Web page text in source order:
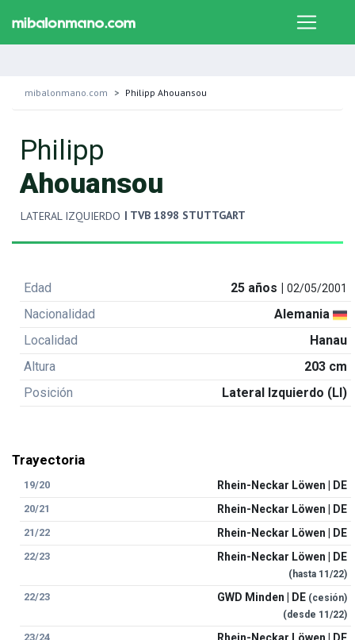
mibalonmano.com Philipp Ahouansou
Philipp
Ahouansou
LATERAL IZQUIERDO | TVB 1898 STUTTGART
Edad 25 años |02/05/2001
Nacionalidad
Alemania
Localidad
Hanau
Altura
203 cm
Posición
Lateral Izquierdo (LI)
Trayectoria
19/20 Rhein-Neckar Löwen | DE
20/21 Rhein-Neckar Löwen | DE
21/22 Rhein-Neckar Löwen | DE
22/23 Rhein-Neckar Löwen | DE
(hasta 11/22)
22/23 GWD Minden | DE (cesión)
(desde 11/22)
23/24